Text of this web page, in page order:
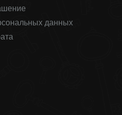
данных